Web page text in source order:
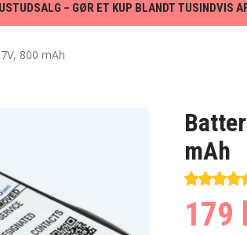
– GØR ET KUP BLANDT TUSINDVIS
800 mAh
mAh
179